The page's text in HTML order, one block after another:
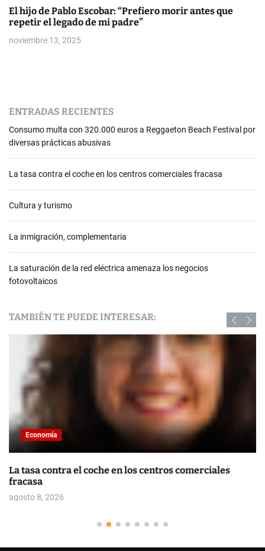
El hijo de Pablo Escobar: “Prefiero morir antes que
repetir el legado de mi padre”
noviembre 13, 2025
ENTRADAS RECIENTES
Consumo multa con 320.000 euros a Reggaeton Beach Festival por
diversas prácticas abusivas
La tasa contra el coche en los centros comerciales fracasa
Cultura y turismo
La inmigración, complementaria
La saturación de la red eléctrica amenaza los negocios
fotovoltaicos
TAMBIÉN TE PUEDE INTERESAR:
Economía
La tasa contra el coche en los centros comerciales
fracasa
agosto 8, 2026